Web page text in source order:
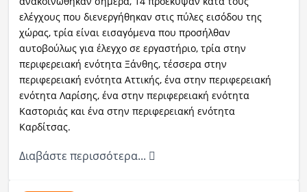
ελέγχους που διενεργήθηκαν στις πύλες εισόδου της
χώρας, τρία είναι εισαγόμενα που προσήλθαν
αυτοβούλως για έλεγχο σε εργαστήριο, τρία στην
περιφερειακή ενότητα Ξάνθης, τέσσερα στην
περιφερειακή ενότητα Αττικής, ένα στην περιφερειακή
ενότητα Λαρίσης, ένα στην περιφερειακή ενότητα
Καστοριάς και ένα στην περιφερειακή ενότητα
Καρδίτσας.
Διαβάστε περισσότερα...